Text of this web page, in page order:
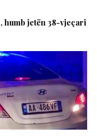
humb jetën 38-vjeçari